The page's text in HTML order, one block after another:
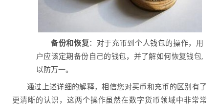
备份和恢复：对于充币到个人钱包的操作，用
户应该定期备份自己的钱包，并了解如何恢复钱包,
以防万一。
通过上述详细的解释，相信您对买币和充币的区别有了
更清晰的认识，这两个操作虽然在数字货币领域中非常常